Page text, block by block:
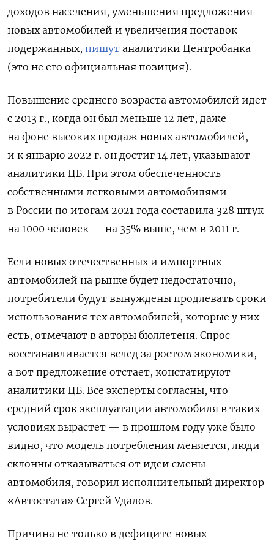
доходов населения, уменьшения предложения
новых автомобилей и увеличения поставок
подержанных, пишут аналитики Центробанка
(это не его официальная позиция).
Повышение среднего возраста автомобилей идет
с 2013 г., когда он был меньше 12 лет, даже
на фоне высоких продаж новых автомобилей,
и к январю 2022 г. он достиг 14 лет, указывают
аналитики ЦБ. При этом обеспеченность
собственными легковыми автомобилями
в России по итогам 2021 года составила 328 штук
на 1000 человек — на 35% выше, чем в 2011 г.
Если новых отечественных и импортных
автомобилей на рынке будет недостаточно,
потребители будут вынуждены продлевать сроки
использования тех автомобилей, которые у них
есть, отмечают в авторы бюллетеня. Спрос
восстанавливается вслед за ростом экономики,
а вот предложение отстает, констатируют
аналитики ЦБ. Все эксперты согласны, что
средний срок эксплуатации автомобиля в таких
условиях вырастет — в прошлом году уже было
видно, что модель потребления меняется, люди
склонны отказываться от идеи смены
автомобиля, говорил исполнительный директор
«Автостата» Сергей Удалов.
Причина не только в дефиците новых